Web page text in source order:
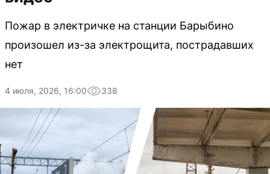
Пожар в электричке на станции Барыбино
произошел из-за электрощита, пострадавших
нет
4 июля, 2026, 16:00 338